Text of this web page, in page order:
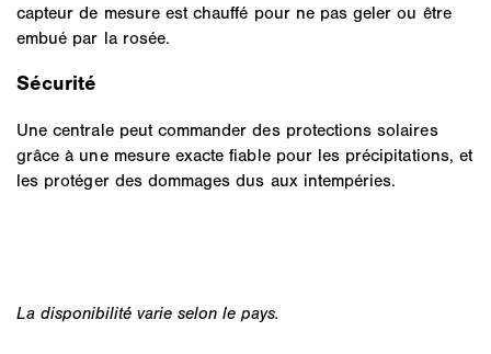
capteur de mesure est chauffé pour ne pas geler ou être
embué par la rosée.
Sécurité
Une centrale peut commander des protections solaires
grâce à une mesure exacte fiable pour les précipitations, et
les protéger des dommages dus aux intempéries.